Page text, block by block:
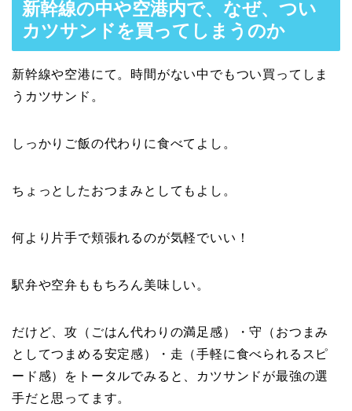
新幹線の中や空港内で、なぜ、つい
カツサンドを買ってしまうのか
新幹線や空港にて。時間がない中でもつい買ってしま
うカツサンド。
しっかりご飯の代わりに食べてよし。
ちょっとしたおつまみとしてもよし。
何より片手で頬張れるのが気軽でいい！
駅弁や空弁ももちろん美味しい。
だけど、攻（ごはん代わりの満足感）・守（おつまみ
としてつまめる安定感）・走（手軽に食べられるスピ
ード感）をトータルでみると、カツサンドが最強の選
手だと思ってます。